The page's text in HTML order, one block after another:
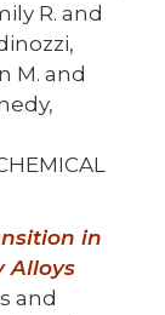
R. and
M. and
in
Alloys
and